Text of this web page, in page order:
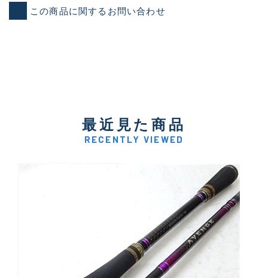
この商品に関するお問い合わせ
最近見た商品
RECENTLY VIEWED